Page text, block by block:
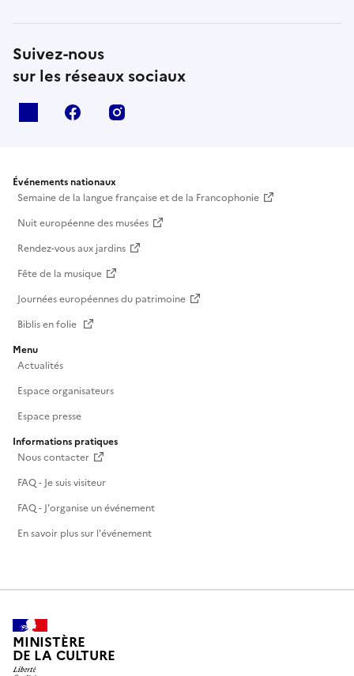
Suivez-nous
sur les réseaux sociaux
facebook
Événements nationaux
Semaine de la langue française et de la Francophonie
Nuit européenne des musées
Rendez-vous aux jardins
Fête de la musique
Journées européennes du patrimoine
Biblis en folie
Menu
Actualités
Espace organisateurs
Espace presse
Informations pratiques
Nous contacter
FAQ - Je suis visiteur
FAQ - J'organise un événement
En savoir plus sur l'événement
MINISTÈRE
DE LA CULTURE